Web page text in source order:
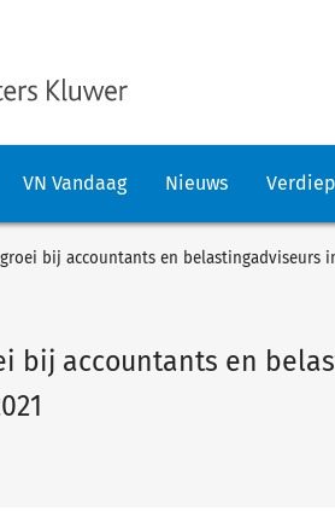
VN Vandaag Nieuws
bij accountants en belastingadviseurs
bij accountants en